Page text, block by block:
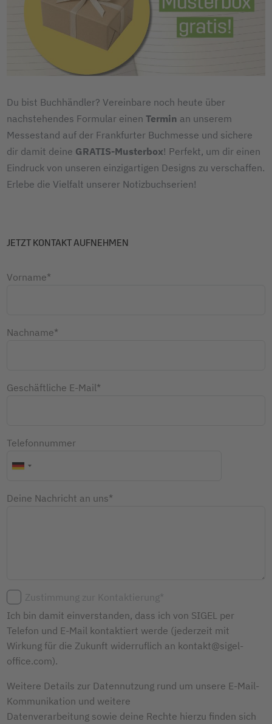
Du bist Buchhändler? Vereinbare noch heute über
nachstehendes Formular einen Termin an unserem
Messestand auf der Frankfurter Buchmesse und sichere
dir damit deine GRATIS-Musterbox! Perfekt, um dir einen
Eindruck von unseren einzigartigen Designs zu verschaffen.
Erlebe die Vielfalt unserer Notizbuchserien!
JETZT KONTAKT AUFNEHMEN
Vorname*
Nachname*
Geschäftliche E-Mail*
Telefonnummer
Deine Nachricht an uns*
Zustimmung zur Kontaktierung*
Ich bin damit einverstanden, dass ich von SIGEL per
Telefon und E-Mail kontaktiert werde (jederzeit mit
Wirkung für die Zukunft widerruflich an kontakt@sigel-
office.com).
Weitere Details zur Datennutzung rund um unsere E-Mail-
Kommunikation und weitere
Datenverarbeitung sowie deine Rechte hierzu finden sich